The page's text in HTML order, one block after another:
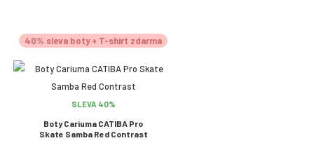
40% sleva boty + T-shirt zdarma
SLEVA 40%
Boty Cariuma CATIBA Pro
Skate Samba Red Contrast